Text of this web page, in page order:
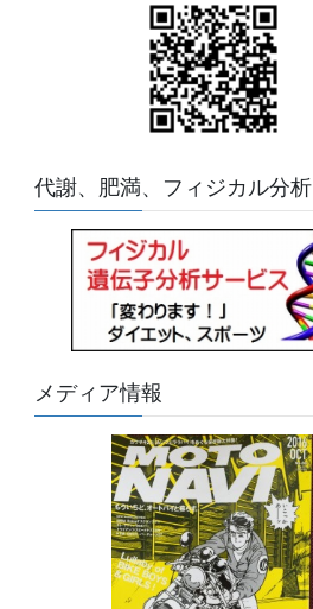
代謝、肥満、フィジカル分析
メディア情報